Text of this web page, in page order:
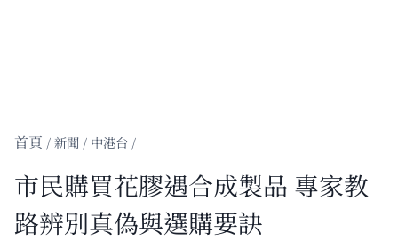
/新聞 / 中港台 /
市民購買花膠遇合成製品 專家教
路辨別真偽與選購要訣